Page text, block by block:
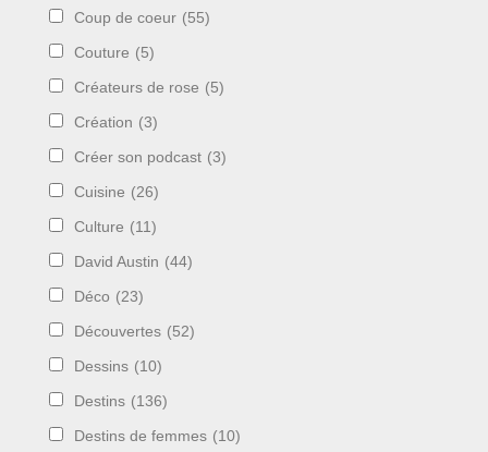
Coup de coeur (55)
Couture (5)
Créateurs de rose (5)
Création (3)
Créer son podcast (3)
Cuisine (26)
Culture (11)
David Austin (44)
Déco (23)
Découvertes (52)
Dessins (10)
Destins (136)
Destins de femmes (10)